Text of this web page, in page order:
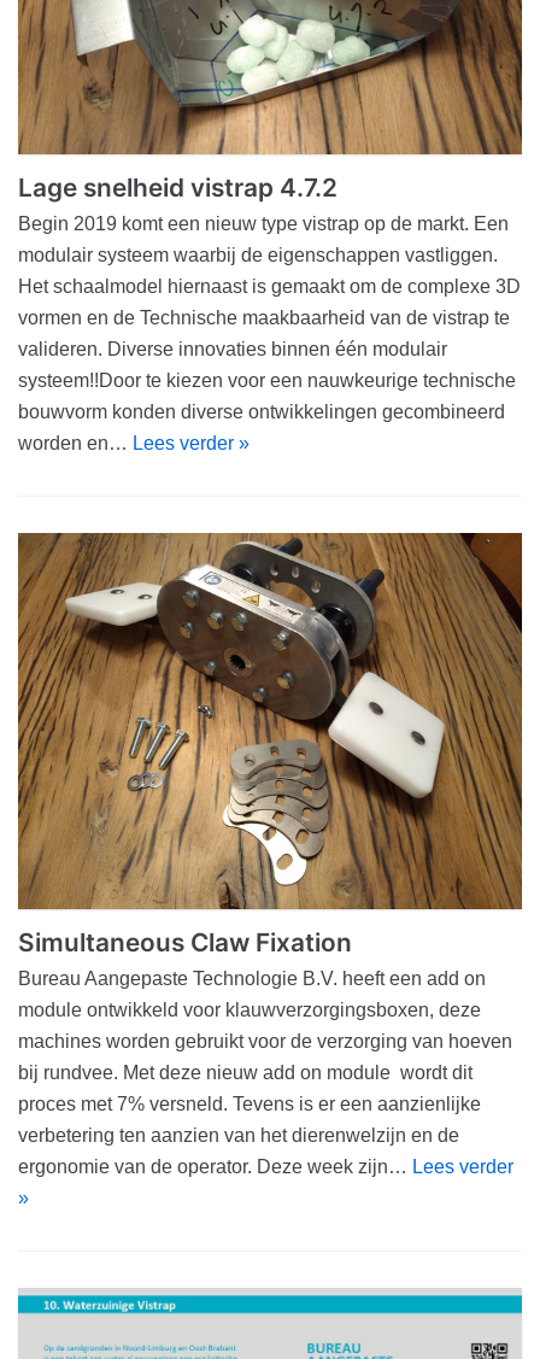
Lage snelheid vistrap 4.7.2
Begin 2019 komt een nieuw type vistrap op de markt. Een
modulair systeem waarbij de eigenschappen vastliggen.
Het schaalmodel hiernaast is gemaakt om de complexe 3D
vormen en de Technische maakbaarheid van de vistrap te
valideren. Diverse innovaties binnen één modulair
systeem!!Door te kiezen voor een nauwkeurige technische
bouwvorm konden diverse ontwikkelingen gecombineerd
worden en… Lees verder »
Simultaneous Claw Fixation
Bureau Aangepaste Technologie B.V. heeft een add on
module ontwikkeld voor klauwverzorgingsboxen, deze
machines worden gebruikt voor de verzorging van hoeven
bij rundvee. Met deze nieuw add on module wordt dit
proces met 7% versneld. Tevens is er een aanzienlijke
verbetering ten aanzien van het dierenwelzijn en de
ergonomie van de operator. Deze week zijn… Lees verder
»